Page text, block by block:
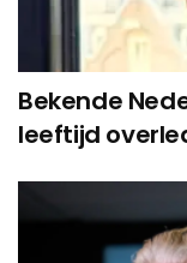
Bekende
leeftijd